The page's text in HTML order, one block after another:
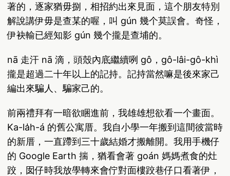
著的，逐家猶毋捌，相招約出來見面，這个朋友特別
解說講伊毋是查某的喔，叫 gún 幾个莫誤會。奇怪，
伊袂輸已經知影 gún 幾个攏是查埔的。
nā 走汗 nā 滴，頭殼內底繼續咧 gô，gô-lâi-gô-khì
攏是超過二十年以上的記持。記持當然嘛是後來家己
編出來騙人、騙家己的。
前兩禮拜有一暗欲睏進前，我雄雄想欲看一个畫面。
Ka-la̍h-á 的舊公寓厝。我自小學一年搬到這間彼當時
的新厝，一直蹛到三十歲結婚才搬離開。我用手機仔
的 Google Earth 揣，猶看會著 goán 媽媽煮食的灶
跤，囡仔時我放學轉來會佇對面樓跤巷仔口看著伊，